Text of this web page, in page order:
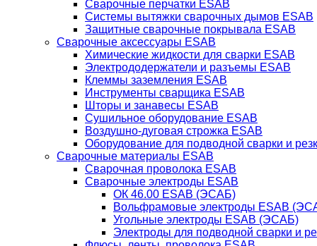
Сварочные перчатки ESAB
Системы вытяжки сварочных дымов ESAB
Защитные сварочные покрывала ESAB
Сварочные аксессуары ESAB
Химические жидкости для сварки ESAB
Электрододержатели и разъемы ESAB
Клеммы заземления ESAB
Инструменты сварщика ESAB
Шторы и занавесы ESAB
Сушильное оборудование ESAB
Воздушно-дуговая строжка ESAB
Оборудование для подводной сварки и
Сварочные материалы ESAB
Сварочная проволока ESAB
Сварочные электроды ESAB
ОК 46.00 ESAB (ЭСАБ)
Вольфрамовые электроды ESAB
Угольные электроды ESAB (ЭСАБ)
Электроды для подводной сварки и